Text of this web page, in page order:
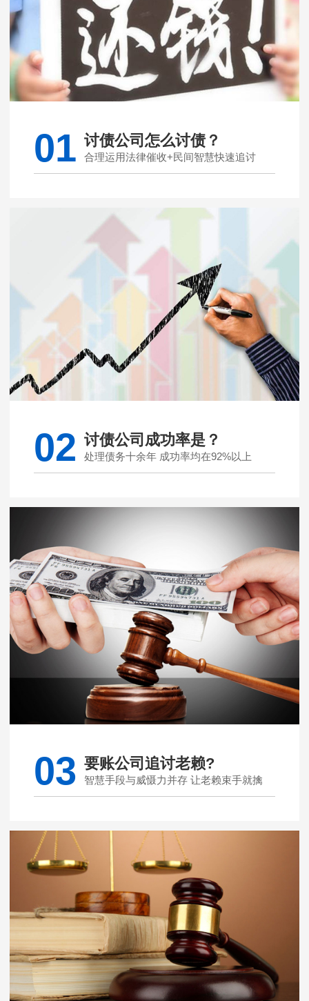
01 讨债公司怎么讨债？
合理运用法律催收+民间智慧快速追讨
02 讨债公司成功率是？
处理债务十余年 成功率均在92%以上
03 要账公司追讨老赖?
智慧手段与威慑力并存 让老赖束手就擒